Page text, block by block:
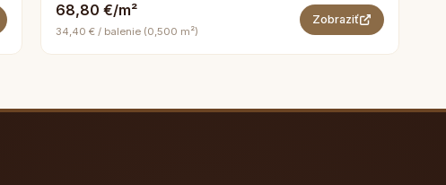
68,80 €/m²
34,40 € / balenie (0,500 m²)
Zobraziť